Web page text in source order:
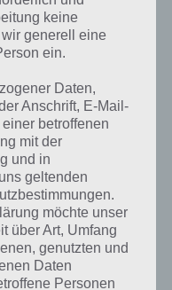
werden können. Ziel
zu erwähnen ist, dass die
Wer dort also
weiterspielen bzw.
Level
ist, haben wir
Dadurch findest du
ohne viel zu klicken.
dann freuen wir
keine
generell eine
ein.
Daten,
Anschrift, E-Mail-
betroffenen
mit der
und in
geltenden
möchte unser
über Art, Umfang
genutzten und
Daten
Personen